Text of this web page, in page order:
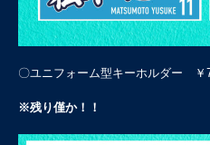
〇ユニフォーム型キーホルダー ￥
※残り僅か！！